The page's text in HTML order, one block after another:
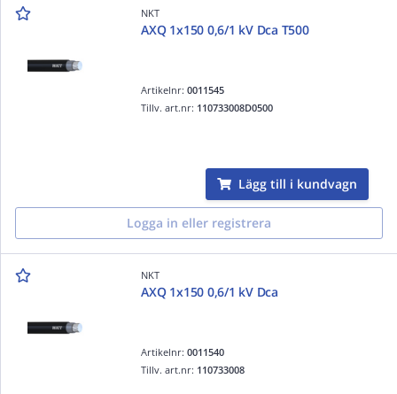
NKT
AXQ 1x150 0,6/1 kV Dca T500
Artikelnr:0011545
Tillv. art.nr: 110733008D0500
Lägg till i kundvagn
Logga in eller registrera
NKT
AXQ 1x150 0,6/1 kV Dca
Artikelnr:0011540
Tillv. art.nr: 110733008